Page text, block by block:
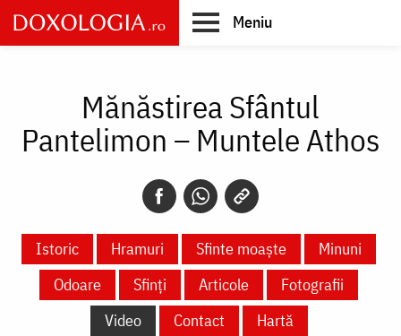
Skip
to
main
Meniu
Mănăstirea Sfântul
Pantelimon – Muntele Athos
Istoric Hramuri Sfinte moaște
Minuni
Odoare
Sfinți Articole
Fotografii
Video
Contact Hartă